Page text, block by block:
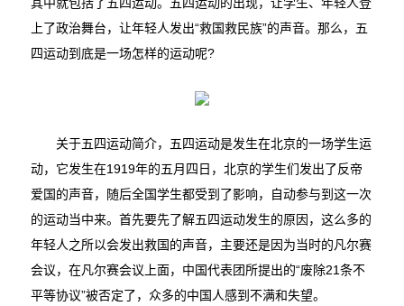
其中就包括了五四运动。五四运动的出现，让学生、年轻人登
上了政治舞台，让年轻人发出“救国救民族”的声音。那么，五
四运动到底是一场怎样的运动呢?
关于五四运动简介，五四运动是发生在北京的一场学生运
动，它发生在1919年的五月四日，北京的学生们发出了反帝
爱国的声音，随后全国学生都受到了影响，自动参与到这一次
的运动当中来。首先要先了解五四运动发生的原因，这么多的
年轻人之所以会发出救国的声音，主要还是因为当时的凡尔赛
会议，在凡尔赛会议上面，中国代表团所提出的“废除21条不
平等协议”被否定了，众多的中国人感到不满和失望。